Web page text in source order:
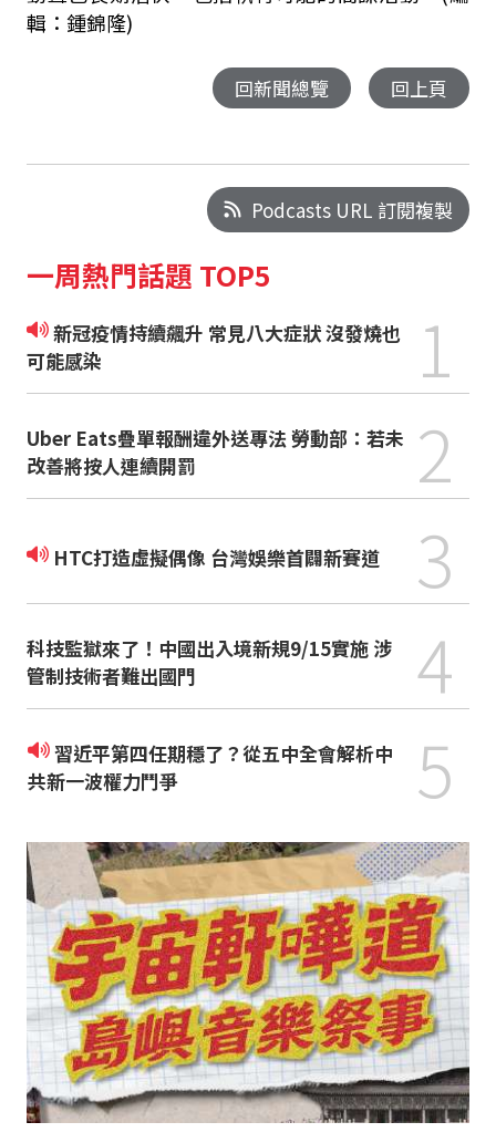
輯：鍾錦隆)
回新聞總覽 回上頁
Podcasts URL 訂閱複製
一周熱門話題 TOP5
新冠疫情持續飆升 常見八大症狀 沒發燒也
可能感染
1
Uber Eats疊單報酬違外送專法 勞動部：若未
改善將按人連續開罰
2
HTC打造虛擬偶像 台灣娛樂首闢新賽道 3
科技監獄來了！中國出入境新規9/15實施 涉
管制技術者難出國門
4
習近平第四任期穩了？從五中全會解析中
共新一波權力鬥爭
5